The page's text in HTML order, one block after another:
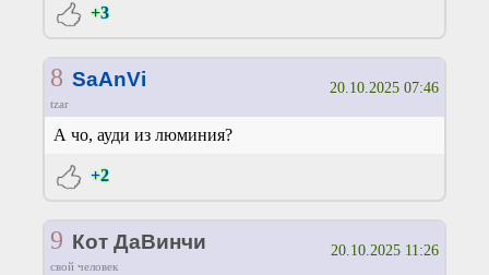
+3
8 SaAnVi
tzar
20.10.2025 07:46
А чо, ауди из люминия?
+2
9 Кот ДаВинчи
свой человек
20.10.2025 11:26